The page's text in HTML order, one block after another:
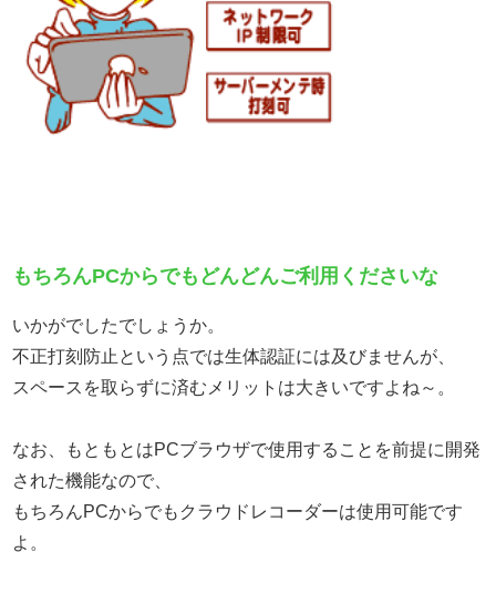
もちろんPCからでもどんどんご利用くださいな
いかがでしたでしょうか。
不正打刻防止という点では生体認証には及びませんが、
スペースを取らずに済むメリットは大きいですよね～。
なお、もともとはPCブラウザで使用することを前提に開発
された機能なので、
もちろんPCからでもクラウドレコーダーは使用可能です
よ。